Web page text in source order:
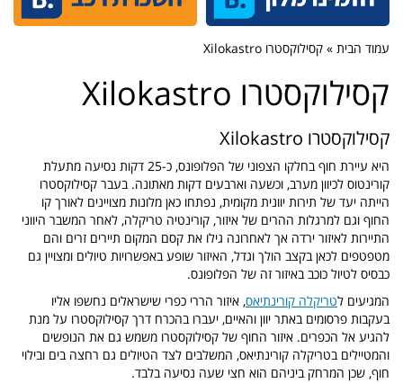
עמוד הבית » קסילוקסטרו Xilokastro
קסילוקסטרו Xilokastro
קסילוקסטרו Xilokastro
היא עיירת חוף בחלקו הצפוני של הפלופונס, כ-25 דקות נסיעה מתעלת
קורינטוס לכיוון מערב, וכשעה וארבעים דקות מאתונה. בעבר קסילוקסטרו
הייתה יעד של תירות יוונית מקומית, נפתחו כאן מלונות מצויינים לאורך קו
החוף וגם למרגלות ההרים של איזור, קורינטיה טריקלה, לאחר המשבר היווני
התיירות לאיזור ירדה אך לאחרונה גילו את קסם המקום תיירים זרים והם
מטפטפים לכאן בקצב הולך וגדל, האיזור שופע באפשרויות טיולים ומצויין גם
כבסיס לטיול כוכב באיזור זה של הפלופונס.
המגיעים לטריקלה קורינתיאס, איזור הררי כפרי שישראלים נחשפו אליו
בעקבות פרסומים באתר יוון והאיים, יעברו בהכרח דרך קסילוקסטרו על מנת
להגיע אל הכפרים. איזור החוף של קסילוקסטרו משמש גם את הנופשים
והמטיילים בטריקלה קורינתיאס, המשלבים לצד הטיולים גם רחצה בים ובילוי
חוף, שכן המרחק ביניהם הוא חצי שעה נסיעה בלבד.